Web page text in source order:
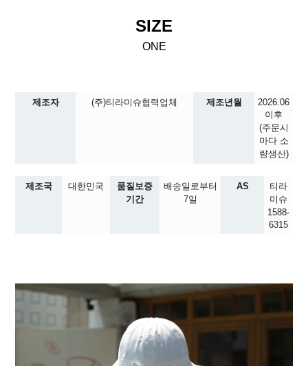
SIZE
ONE
제조자 (주)티라미슈협력업체 제조년월
2026.06
이후
(주문시
마다 소
량생산)
제조국 대한민국
품질보증
기간
배송일로부터
7일
AS
티라
미슈
1588-
6315